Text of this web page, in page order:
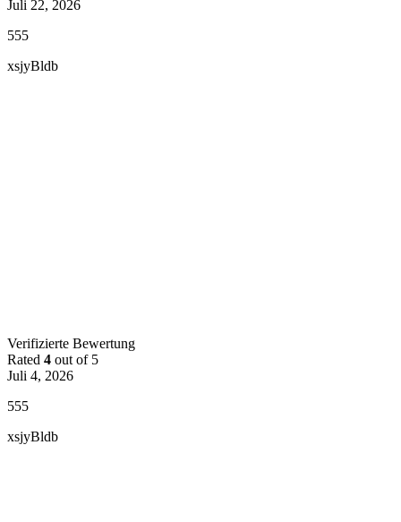
Juli 22, 2026
555
xsjyBldb
Verifizierte Bewertung
Rated 4 out of 5
Juli 4, 2026
555
xsjyBldb